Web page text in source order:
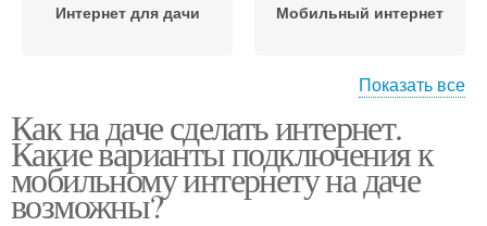
Интернет для дачи Мобильный интернет
Интернет на дачу Проводной интернет
Показать все
Как на даче сделать интернет.
Какие варианты подключения к
мобильному интернету на даче
возможны?